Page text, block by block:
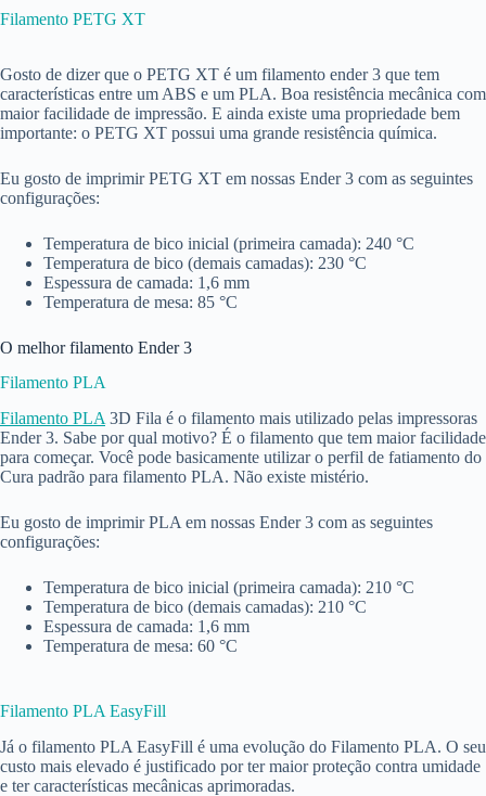
Filamento PETG XT
Gosto de dizer que o PETG XT é um filamento ender 3 que tem
características entre um ABS e um PLA. Boa resistência mecânica com
maior facilidade de impressão. E ainda existe uma propriedade bem
importante: o PETG XT possui uma grande resistência química.
Eu gosto de imprimir PETG XT em nossas Ender 3 com as seguintes
configurações:
Temperatura de bico inicial (primeira camada): 240 °C
Temperatura de bico (demais camadas): 230 °C
Espessura de camada: 1,6 mm
Temperatura de mesa: 85 °C
O melhor filamento Ender 3
Filamento PLA
Filamento PLA 3D Fila é o filamento mais utilizado pelas impressoras
Ender 3. Sabe por qual motivo? É o filamento que tem maior facilidade
para começar. Você pode basicamente utilizar o perfil de fatiamento do
Cura padrão para filamento PLA. Não existe mistério.
Eu gosto de imprimir PLA em nossas Ender 3 com as seguintes
configurações:
Temperatura de bico inicial (primeira camada): 210 °C
Temperatura de bico (demais camadas): 210 °C
Espessura de camada: 1,6 mm
Temperatura de mesa: 60 °C
Filamento PLA EasyFill
Já o filamento PLA EasyFill é uma evolução do Filamento PLA. O seu
custo mais elevado é justificado por ter maior proteção contra umidade
e ter características mecânicas aprimoradas.